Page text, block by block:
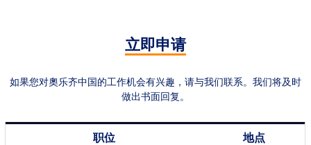
立即申请
如果您对奧乐齐中国的工作机会有兴趣，请与我们联系。我们将及时
做出书面回复。
职位 地点